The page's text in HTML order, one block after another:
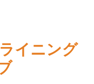
イニング